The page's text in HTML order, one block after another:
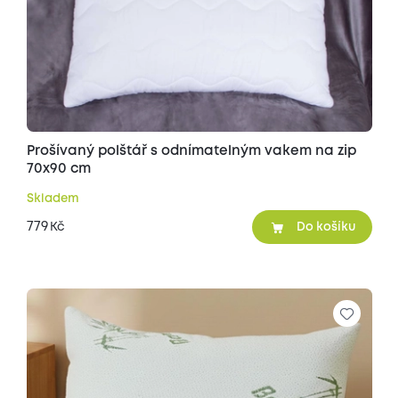
Prošívaný polštář s odnímatelným vakem na zip
70x90 cm
Skladem
779 Kč Do košíku